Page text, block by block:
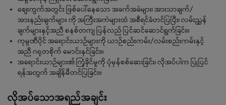
စျေးကွက်အတွင်း ဖြစ်ပေါ်နေသော အခက်အခဲများ၊ အားသာချက်/
အားနည်းချက်များ ကို အကြီးအကဲများထံ အစီရင်ခံတင်ပြပြီး၊ လမ်းညွှန်
ချက်များနှင့်အညီ စနစ်တကျ ပြန်လည် ပြင်ဆင်ဆောင်ရွက်ခြင်း။
ကုမ္ပဏီပိုင် အရောင်းယာဉ်များကို ယာဉ်စည်းကမ်း/လမ်းစည်းကမ်းနှင့်
အညီ ဂရုတစိုက် မောင်းနှင်ခြင်း။
အရောင်းယာဉ်များ၏ ကြံ့ခိုင်မှုကို ပုံမှန်စစ်ဆေးခြင်း၊ လိုအပ်ပါက ပြုပြင်
ရန်အတွက် အချိန်မီတင်ပြခြင်း။
လိုအပ်သောအရည်အချင်း